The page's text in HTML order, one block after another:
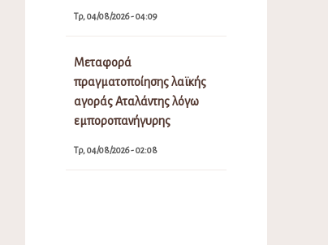
Τρ, 04/08/2026 - 04:09
Μεταφορά
πραγματοποίησης λαϊκής
αγοράς Αταλάντης λόγω
εμποροπανήγυρης
Τρ, 04/08/2026 - 02:08